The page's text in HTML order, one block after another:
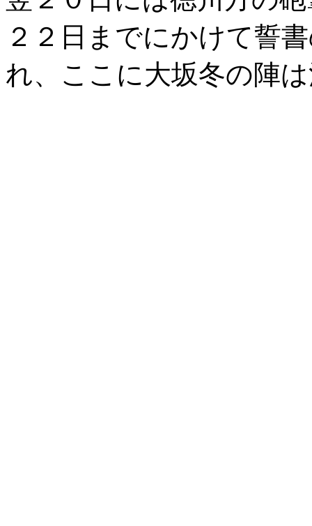
２２日までにかけて誓
れ、ここに大坂冬の陣